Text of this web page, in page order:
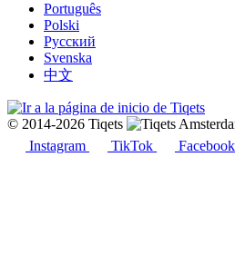
Português
Polski
Русский
Svenska
中文
© 2014-2026 Tiqets
Instagram
TikTok Facebook